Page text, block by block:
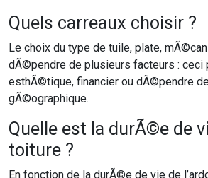
Quels carreaux choisir ?
Le choix du type de tuile, plate,
dÃ©pendre de plusieurs facteurs : ceci
esthÃ©tique, financier ou dÃ©pendre
gÃ©ographique.
Quelle est la durÃ©e de
toiture ?
En fonction de la durÃ©e de vie de